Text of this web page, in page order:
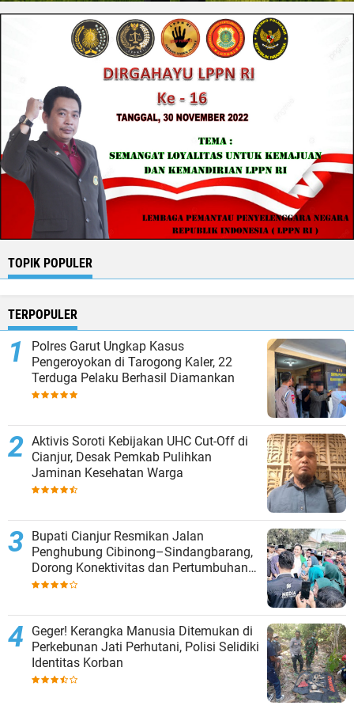
TOPIK POPULER
TERPOPULER
Polres Garut Ungkap Kasus
Pengeroyokan di Tarogong Kaler, 22
Terduga Pelaku Berhasil Diamankan
Aktivis Soroti Kebijakan UHC Cut-Off di
Cianjur, Desak Pemkab Pulihkan
Jaminan Kesehatan Warga
Bupati Cianjur Resmikan Jalan
Penghubung Cibinong–Sindangbarang,
Dorong Konektivitas dan Pertumbuhan
Ekonomi Cianjur Selatan
Geger! Kerangka Manusia Ditemukan di
Perkebunan Jati Perhutani, Polisi Selidiki
Identitas Korban